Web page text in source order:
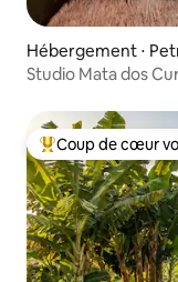
Hébergement ⋅
Studio Mata dos
Coups de cœur
Coup de cœur